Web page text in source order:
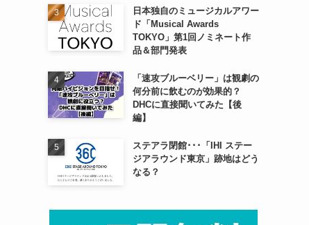
日本独自のミュージカルアワー
ド「Musical Awards
TOKYO」第1回ノミネート作
品＆部門発表
「速攻ブルーベリー」は観劇の
何分前に飲むのが効果的？
DHCに直接聞いてみた【後
編】
ステアラ閉館･･･「IHI ステー
ジアラウンド東京」跡地はどう
なる？